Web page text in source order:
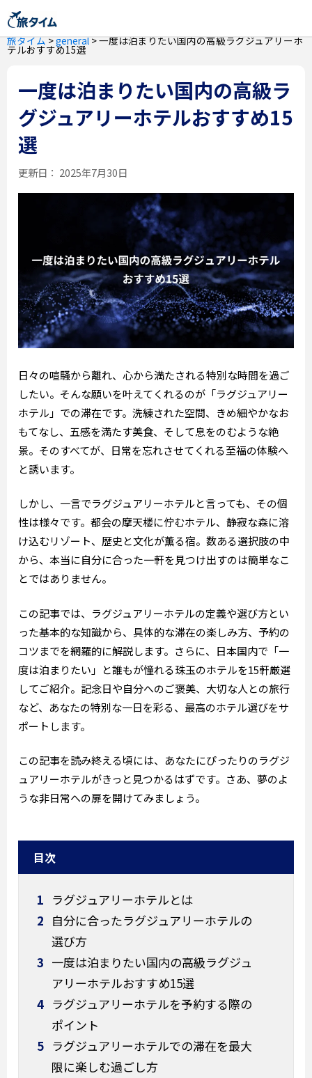
旅タイム>general>一度は泊まりたい国内の高級ラグジュアリーホ
テルおすすめ15選
一度は泊まりたい国内の高級ラ
グジュアリーホテルおすすめ15
選
更新日： 2025年7月30日
日々の喧騒から離れ、心から満たされる特別な時間を過ご
したい。そんな願いを叶えてくれるのが「ラグジュアリー
ホテル」での滞在です。洗練された空間、きめ細やかなお
もてなし、五感を満たす美食、そして息をのむような絶
景。そのすべてが、日常を忘れさせてくれる至福の体験へ
と誘います。
しかし、一言でラグジュアリーホテルと言っても、その個
性は様々です。都会の摩天楼に佇むホテル、静寂な森に溶
け込むリゾート、歴史と文化が薫る宿。数ある選択肢の中
から、本当に自分に合った一軒を見つけ出すのは簡単なこ
とではありません。
この記事では、ラグジュアリーホテルの定義や選び方とい
った基本的な知識から、具体的な滞在の楽しみ方、予約の
コツまでを網羅的に解説します。さらに、日本国内で「一
度は泊まりたい」と誰もが憧れる珠玉のホテルを15軒厳選
してご紹介。記念日や自分へのご褒美、大切な人との旅行
など、あなたの特別な一日を彩る、最高のホテル選びをサ
ポートします。
この記事を読み終える頃には、あなたにぴったりのラグジ
ュアリーホテルがきっと見つかるはずです。さあ、夢のよ
うな非日常への扉を開けてみましょう。
目次
1 ラグジュアリーホテルとは
2 自分に合ったラグジュアリーホテルの
選び方
3 一度は泊まりたい国内の高級ラグジュ
アリーホテルおすすめ15選
4 ラグジュアリーホテルを予約する際の
ポイント
5 ラグジュアリーホテルでの滞在を最大
限に楽しむ過ごし方